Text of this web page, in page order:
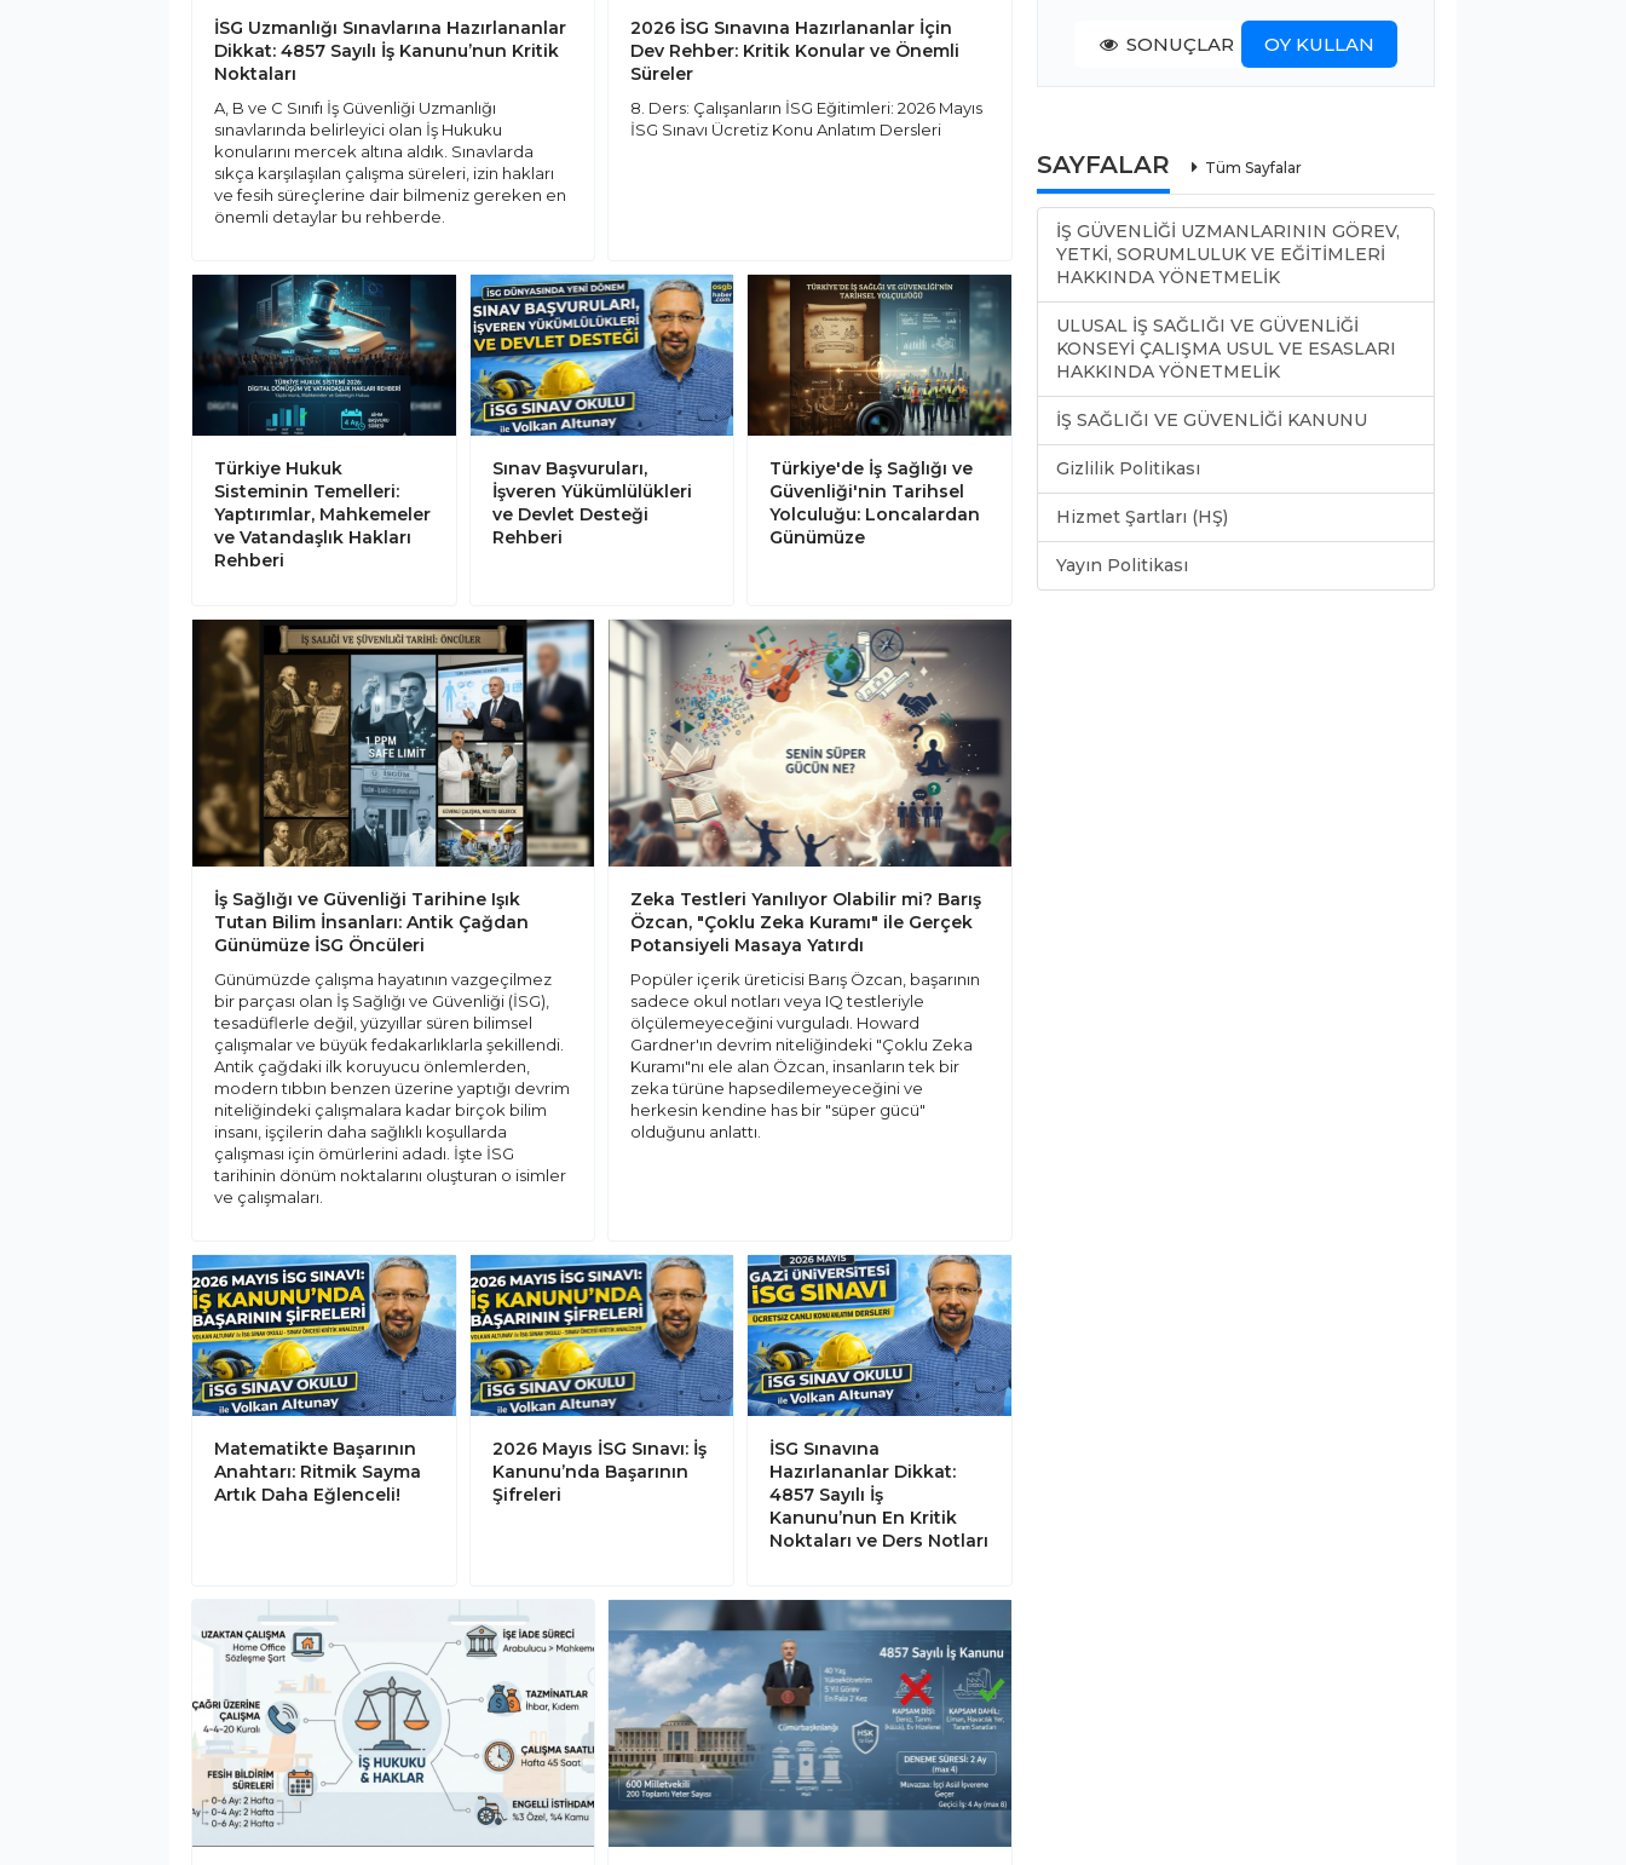
İSG Uzmanlığı Sınavlarına Hazırlananlar
Dikkat: 4857 Sayılı İş Kanunu’nun Kritik
Noktaları
A, B ve C Sınıfı İş Güvenliği Uzmanlığı
sınavlarında belirleyici olan İş Hukuku
konularını mercek altına aldık. Sınavlarda
sıkça karşılaşılan çalışma süreleri, izin hakları
ve fesih süreçlerine dair bilmeniz gereken en
önemli detaylar bu rehberde.
2026 İSG Sınavına Hazırlananlar İçin
Dev Rehber: Kritik Konular ve Önemli
Süreler
8. Ders: Çalışanların İSG Eğitimleri: 2026 Mayıs
İSG Sınavı Ücretiz Konu Anlatım Dersleri
Türkiye Hukuk
Sisteminin Temelleri:
Yaptırımlar, Mahkemeler
ve Vatandaşlık Hakları
Rehberi
Sınav Başvuruları,
İşveren Yükümlülükleri
ve Devlet Desteği
Rehberi
Türkiye'de İş Sağlığı ve
Güvenliği'nin Tarihsel
Yolculuğu: Loncalardan
Günümüze
İş Sağlığı ve Güvenliği Tarihine Işık
Tutan Bilim İnsanları: Antik Çağdan
Günümüze İSG Öncüleri
Günümüzde çalışma hayatının vazgeçilmez
bir parçası olan İş Sağlığı ve Güvenliği (İSG),
tesadüflerle değil, yüzyıllar süren bilimsel
çalışmalar ve büyük fedakarlıklarla şekillendi.
Antik çağdaki ilk koruyucu önlemlerden,
modern tıbbın benzen üzerine yaptığı devrim
niteliğindeki çalışmalara kadar birçok bilim
insanı, işçilerin daha sağlıklı koşullarda
çalışması için ömürlerini adadı. İşte İSG
tarihinin dönüm noktalarını oluşturan o isimler
ve çalışmaları.
Zeka Testleri Yanılıyor Olabilir mi? Barış
Özcan, "Çoklu Zeka Kuramı" ile Gerçek
Potansiyeli Masaya Yatırdı
Popüler içerik üreticisi Barış Özcan, başarının
sadece okul notları veya IQ testleriyle
ölçülemeyeceğini vurguladı. Howard
Gardner'ın devrim niteliğindeki "Çoklu Zeka
Kuramı"nı ele alan Özcan, insanların tek bir
zeka türüne hapsedilemeyeceğini ve
herkesin kendine has bir "süper gücü"
olduğunu anlattı.
Matematikte Başarının
Anahtarı: Ritmik Sayma
Artık Daha Eğlenceli!
2026 Mayıs İSG Sınavı: İş
Kanunu’nda Başarının
Şifreleri
İSG Sınavına
Hazırlananlar Dikkat:
4857 Sayılı İş
Kanunu’nun En Kritik
Noktaları ve Ders Notları
SONUÇLAR OY KULLAN
SAYFALAR Tüm Sayfalar
İŞ GÜVENLİĞİ UZMANLARININ GÖREV,
YETKİ, SORUMLULUK VE EĞİTİMLERİ
HAKKINDA YÖNETMELİK
ULUSAL İŞ SAĞLIĞI VE GÜVENLİĞİ
KONSEYİ ÇALIŞMA USUL VE ESASLARI
HAKKINDA YÖNETMELİK
İŞ SAĞLIĞI VE GÜVENLİĞİ KANUNU
Gizlilik Politikası
Hizmet Şartları (HŞ)
Yayın Politikası